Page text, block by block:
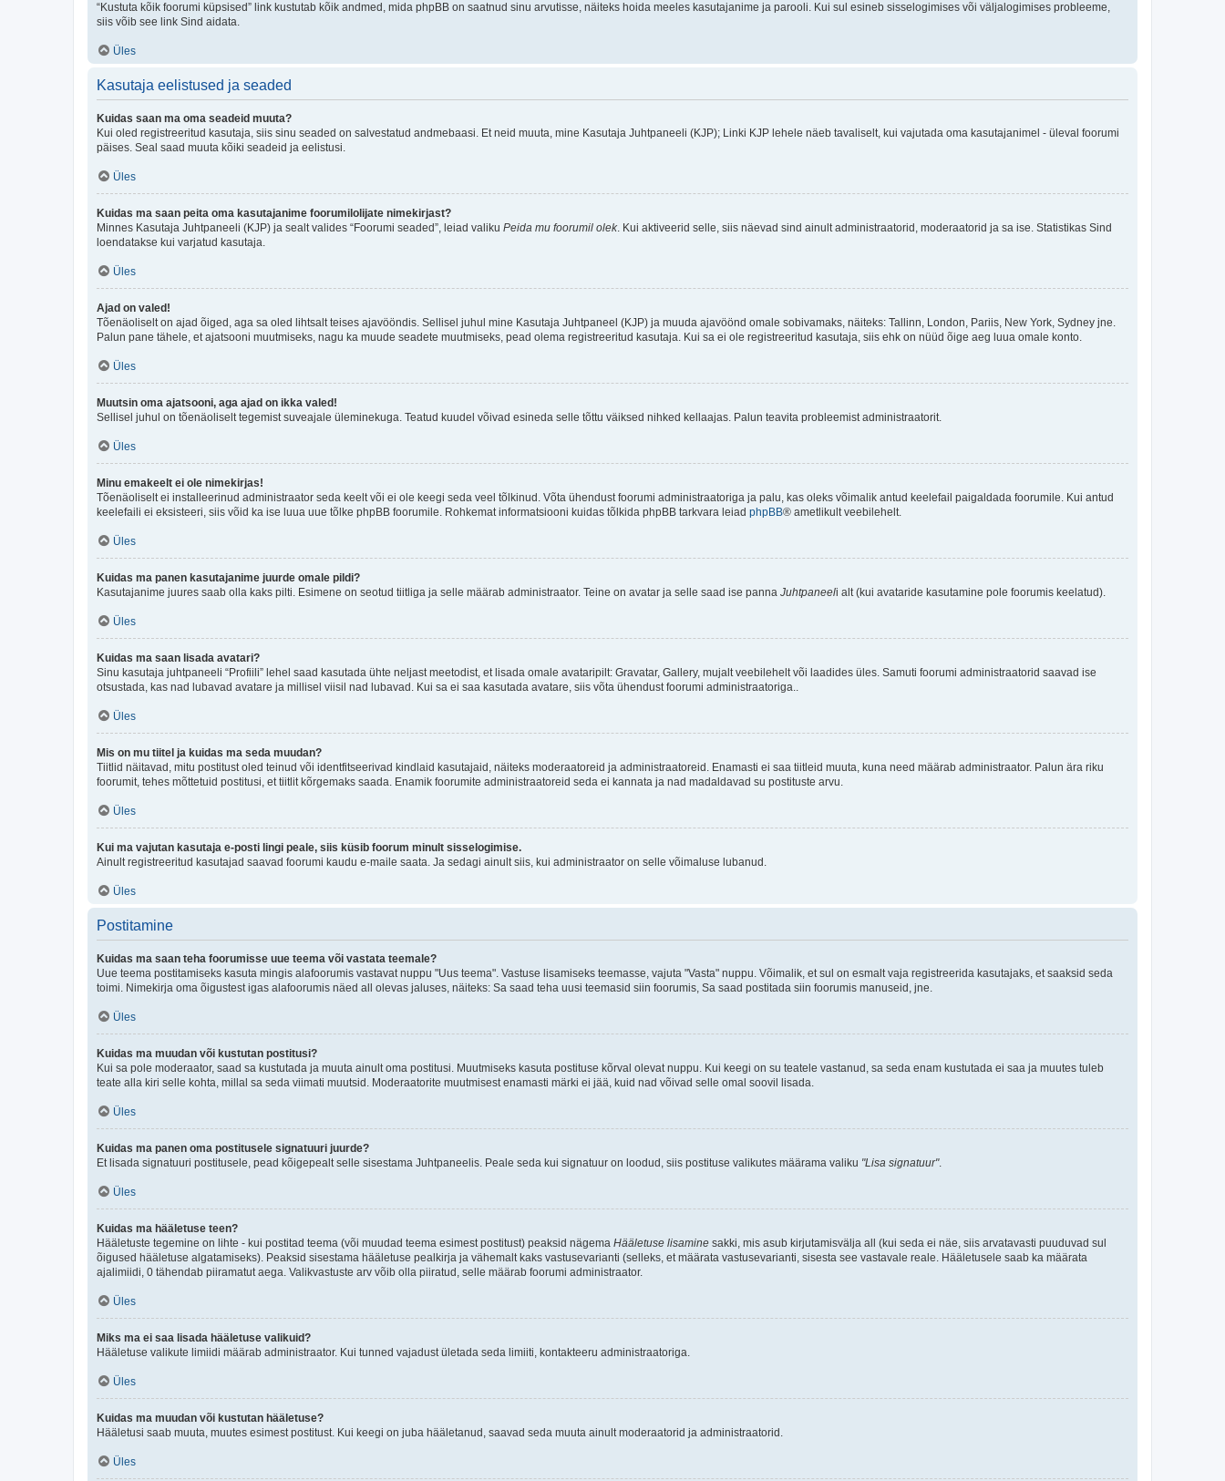
“Kustuta kõik foorumi küpsised” link kustutab kõik andmed, mida phpBB on saatnud sinu arvutisse, näiteks hoida meeles kasutajanime ja parooli. Kui sul esineb sisselogimises või väljalogimises probleeme,
siis võib see link Sind aidata.
Üles
Kasutaja eelistused ja seaded
Kuidas saan ma oma seadeid muuta?
Kui oled registreeritud kasutaja, siis sinu seaded on salvestatud andmebaasi. Et neid muuta, mine Kasutaja Juhtpaneeli (KJP); Linki KJP lehele näeb tavaliselt, kui vajutada oma kasutajanimel - üleval foorumi
päises. Seal saad muuta kõiki seadeid ja eelistusi.
Üles
Kuidas ma saan peita oma kasutajanime foorumilolijate nimekirjast?
Minnes Kasutaja Juhtpaneeli (KJP) ja sealt valides “Foorumi seaded”, leiad valiku Peida mu foorumil olek. Kui aktiveerid selle, siis näevad sind ainult administraatorid, moderaatorid ja sa ise. Statistikas Sind
loendatakse kui varjatud kasutaja.
Üles
Ajad on valed!
Tõenäoliselt on ajad õiged, aga sa oled lihtsalt teises ajavööndis. Sellisel juhul mine Kasutaja Juhtpaneel (KJP) ja muuda ajavöönd omale sobivamaks, näiteks: Tallinn, London, Pariis, New York, Sydney jne.
Palun pane tähele, et ajatsooni muutmiseks, nagu ka muude seadete muutmiseks, pead olema registreeritud kasutaja. Kui sa ei ole registreeritud kasutaja, siis ehk on nüüd õige aeg luua omale konto.
Üles
Muutsin oma ajatsooni, aga ajad on ikka valed!
Sellisel juhul on tõenäoliselt tegemist suveajale üleminekuga. Teatud kuudel võivad esineda selle tõttu väiksed nihked kellaajas. Palun teavita probleemist administraatorit.
Üles
Minu emakeelt ei ole nimekirjas!
Tõenäoliselt ei installeerinud administraator seda keelt või ei ole keegi seda veel tõlkinud. Võta ühendust foorumi administraatoriga ja palu, kas oleks võimalik antud keelefail paigaldada foorumile. Kui antud
keelefaili ei eksisteeri, siis võid ka ise luua uue tõlke phpBB foorumile. Rohkemat informatsiooni kuidas tõlkida phpBB tarkvara leiad phpBB® ametlikult veebilehelt.
Üles
Kuidas ma panen kasutajanime juurde omale pildi?
Kasutajanime juures saab olla kaks pilti. Esimene on seotud tiitliga ja selle määrab administraator. Teine on avatar ja selle saad ise panna Juhtpaneeli alt (kui avataride kasutamine pole foorumis keelatud).
Üles
Kuidas ma saan lisada avatari?
Sinu kasutaja juhtpaneeli “Profiili” lehel saad kasutada ühte neljast meetodist, et lisada omale avataripilt: Gravatar, Gallery, mujalt veebilehelt või laadides üles. Samuti foorumi administraatorid saavad ise
otsustada, kas nad lubavad avatare ja millisel viisil nad lubavad. Kui sa ei saa kasutada avatare, siis võta ühendust foorumi administraatoriga..
Üles
Mis on mu tiitel ja kuidas ma seda muudan?
Tiitlid näitavad, mitu postitust oled teinud või identfitseerivad kindlaid kasutajaid, näiteks moderaatoreid ja administraatoreid. Enamasti ei saa tiitleid muuta, kuna need määrab administraator. Palun ära riku
foorumit, tehes mõttetuid postitusi, et tiitlit kõrgemaks saada. Enamik foorumite administraatoreid seda ei kannata ja nad madaldavad su postituste arvu.
Üles
Kui ma vajutan kasutaja e-posti lingi peale, siis küsib foorum minult sisselogimise.
Ainult registreeritud kasutajad saavad foorumi kaudu e-maile saata. Ja sedagi ainult siis, kui administraator on selle võimaluse lubanud.
Üles
Postitamine
Kuidas ma saan teha foorumisse uue teema või vastata teemale?
Uue teema postitamiseks kasuta mingis alafoorumis vastavat nuppu "Uus teema". Vastuse lisamiseks teemasse, vajuta "Vasta" nuppu. Võimalik, et sul on esmalt vaja registreerida kasutajaks, et saaksid seda
toimi. Nimekirja oma õigustest igas alafoorumis näed all olevas jaluses, näiteks: Sa saad teha uusi teemasid siin foorumis, Sa saad postitada siin foorumis manuseid, jne.
Üles
Kuidas ma muudan või kustutan postitusi?
Kui sa pole moderaator, saad sa kustutada ja muuta ainult oma postitusi. Muutmiseks kasuta postituse kõrval olevat nuppu. Kui keegi on su teatele vastanud, sa seda enam kustutada ei saa ja muutes tuleb
teate alla kiri selle kohta, millal sa seda viimati muutsid. Moderaatorite muutmisest enamasti märki ei jää, kuid nad võivad selle omal soovil lisada.
Üles
Kuidas ma panen oma postitusele signatuuri juurde?
Et lisada signatuuri postitusele, pead kõigepealt selle sisestama Juhtpaneelis. Peale seda kui signatuur on loodud, siis postituse valikutes määrama valiku "Lisa signatuur".
Üles
Kuidas ma hääletuse teen?
Hääletuste tegemine on lihte - kui postitad teema (või muudad teema esimest postitust) peaksid nägema Hääletuse lisamine sakki, mis asub kirjutamisvälja all (kui seda ei näe, siis arvatavasti puuduvad sul
õigused hääletuse algatamiseks). Peaksid sisestama hääletuse pealkirja ja vähemalt kaks vastusevarianti (selleks, et määrata vastusevarianti, sisesta see vastavale reale. Hääletusele saab ka määrata
ajalimiidi, 0 tähendab piiramatut aega. Valikvastuste arv võib olla piiratud, selle määrab foorumi administraator.
Üles
Miks ma ei saa lisada hääletuse valikuid?
Hääletuse valikute limiidi määrab administraator. Kui tunned vajadust ületada seda limiiti, kontakteeru administraatoriga.
Üles
Kuidas ma muudan või kustutan hääletuse?
Hääletusi saab muuta, muutes esimest postitust. Kui keegi on juba hääletanud, saavad seda muuta ainult moderaatorid ja administraatorid.
Üles